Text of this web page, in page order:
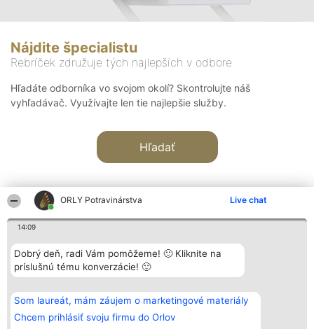
ORLY Potravinárstva Live chat
14:09
Dobrý deň, radi Vám pomôžeme! 🙂 Kliknite na
príslušnú tému konverzácie! 🙂
Som laureát, mám záujem o marketingové materiály
Chcem prihlásiť svoju firmu do Orlov
Nájdite špecialistu
Rebríček združuje tých najlepších v odbore
Hľadáte odborníka vo svojom okolí? Skontrolujte náš
vyhľadávač. Využívajte len tie najlepšie služby.
Hľadať
Organizátor hodnotenia
Bright Side Solutions sp. z o.
o. sp. k.
Wrocław 50-079
KRS 0000749100 | Regon
381313360 | NIP 8943132676
+48 508 492 400
Hodnotenie
Laureáti
Lista
Laureatów
Podmienky
Obchodné
podmienky
Kontakt
Kontakt